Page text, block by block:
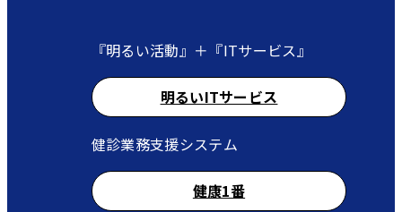
『明るい活動』＋『ITサービス』
明るいITサービス
健診業務支援システム
健康1番